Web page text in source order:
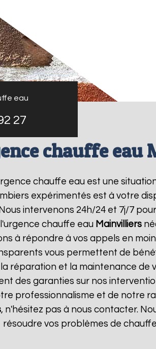
eau
27
chauffe eau
chauffe eau est une
expérimentés est à votre
intervenons 24h/24 et 7j/7
chauffe eau Mainvilliers
à répondre à vos appels en
vous permettent de
réparation et la maintenance de
des garanties sur nos
professionnalisme et de notre
, n'hésitez pas à nous contacter.
résoudre vos problèmes de